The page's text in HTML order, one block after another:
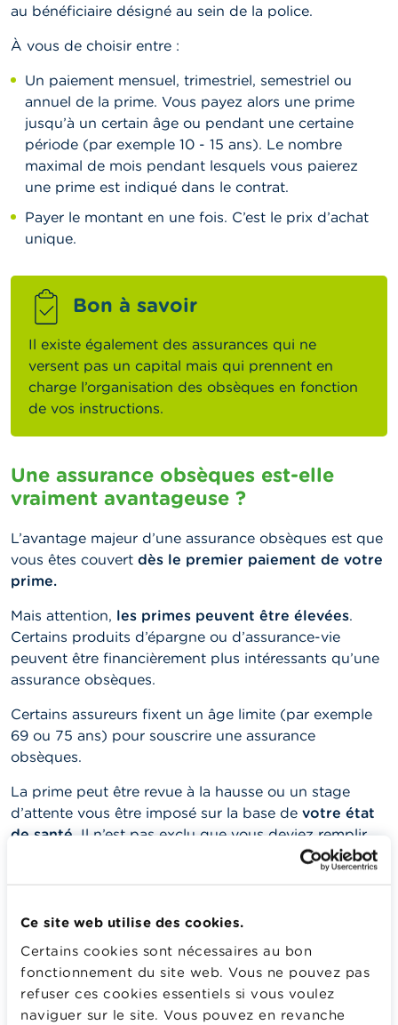
Ce site web utilise des cookies.
Certains cookies sont nécessaires au bon
fonctionnement du site web. Vous ne pouvez pas
refuser ces cookies essentiels si vous voulez
naviguer sur le site. Vous pouvez en revanche
au bénéficiaire désigné au sein de la police.
À vous de choisir entre :
Un paiement mensuel, trimestriel, semestriel ou
annuel de la prime. Vous payez alors une prime
jusqu’à un certain âge ou pendant une certaine
période (par exemple 10 - 15 ans). Le nombre
maximal de mois pendant lesquels vous paierez
une prime est indiqué dans le contrat.
Payer le montant en une fois. C’est le prix d’achat
unique.
Bon à savoir
Il existe également des assurances qui ne
versent pas un capital mais qui prennent en
charge l’organisation des obsèques en fonction
de vos instructions.
Une assurance obsèques est-elle
vraiment avantageuse ?
L’avantage majeur d’une assurance obsèques est que
vous êtes couvert dès le premier paiement de votre
prime.
Mais attention, les primes peuvent être élevées.
Certains produits d’épargne ou d’assurance-vie
peuvent être financièrement plus intéressants qu’une
assurance obsèques.
Certains assureurs fixent un âge limite (par exemple
69 ou 75 ans) pour souscrire une assurance
obsèques.
La prime peut être revue à la hausse ou un stage
d’attente vous être imposé sur la base de votre état
de santé . Il n’est pas exclu que vous deviez remplir
une déclaration de bonne santé et si nécessaire un
questionnaire médical lors de la conclusion du
couvert si vous décédez à la suite d’une maladie ou
sauf si vous décédez dans un accident. Si lors de
votre décès l’assureur parvient à démontrer que vous
n’aviez pas correctement décrit votre état de santé